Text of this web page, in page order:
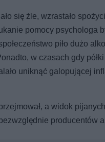
się źle, wzrastało
pomocy psychologa
piło dużo
w czasach gdy
uniknąć galopującej
a widok